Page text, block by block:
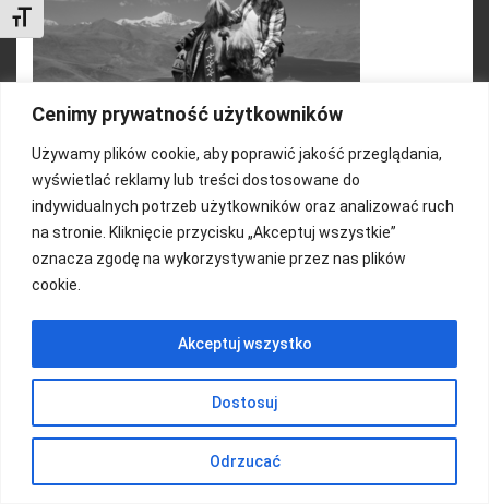
Cenimy prywatność użytkowników
Używamy plików cookie, aby poprawić jakość przeglądania,
wyświetlać reklamy lub treści dostosowane do
indywidualnych potrzeb użytkowników oraz analizować ruch
na stronie. Kliknięcie przycisku „Akceptuj wszystkie”
oznacza zgodę na wykorzystywanie przez nas plików
cookie.
Dostosuj
Odrzucać
Akceptuj wszystko
Toggle Font size
FUNDACJA KOLOROWO